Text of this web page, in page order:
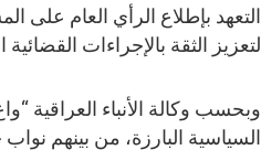
التعهد بإطلاع الرأي العام على
لتعزيز الثقة بالإجراءات القضائية
وبحسب وكالة الأنباء العراقية
السياسية البارزة، من بينهم